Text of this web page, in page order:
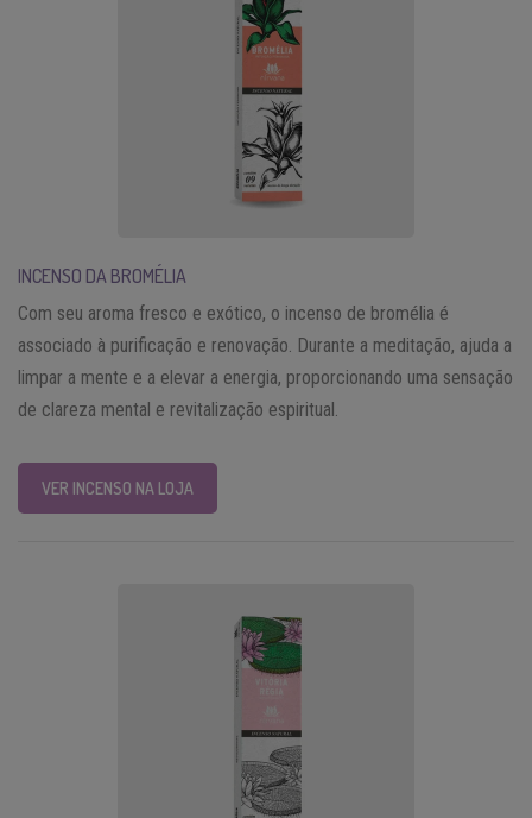
INCENSO DA BROMÉLIA
Com seu aroma fresco e exótico, o incenso de bromélia é
associado à purificação e renovação. Durante a meditação, ajuda a
limpar a mente e a elevar a energia, proporcionando uma sensação
de clareza mental e revitalização espiritual.
VER INCENSO NA LOJA